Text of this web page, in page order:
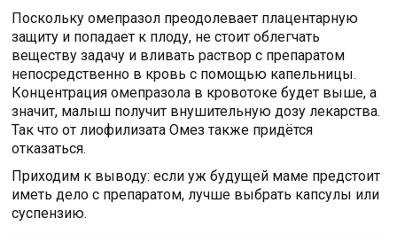
Поскольку омепразол преодолевает плацентарную
защиту и попадает к плоду, не стоит облегчать
веществу задачу и вливать раствор с препаратом
непосредственно в кровь с помощью капельницы.
Концентрация омепразола в кровотоке будет выше, а
значит, малыш получит внушительную дозу лекарства.
Так что от лиофилизата Омез также придётся
отказаться.
Приходим к выводу: если уж будущей маме предстоит
иметь дело с препаратом, лучше выбрать капсулы или
суспензию.